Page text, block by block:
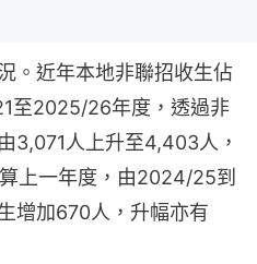
。近年本地非聯招收生佔
至2025/26年度，透過非
3,071人上升至4,403人，
上一年度，由2024/25到
增加670人，升幅亦有